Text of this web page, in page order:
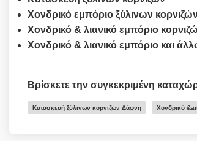
Χονδρικό εμπόριο ξύλινων
Χονδρικό & λιανικό εμπόριο
Χονδρικό & λιανικό εμπόριο και
Βρίσκετε την συγκεκριμένη
Κατασκευή ξύλινων κορνιζών Δάφνη Χονδρικό